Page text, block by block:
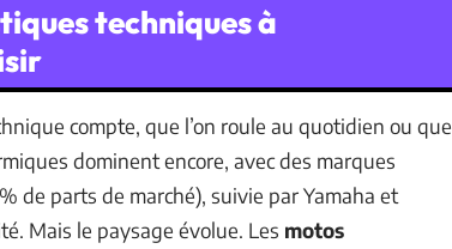
techniques à
compte, que l’on roule au quotidien ou que
dominent encore, avec des marques
de parts de marché), suivie par Yamaha et
Mais le paysage évolue. Les motos